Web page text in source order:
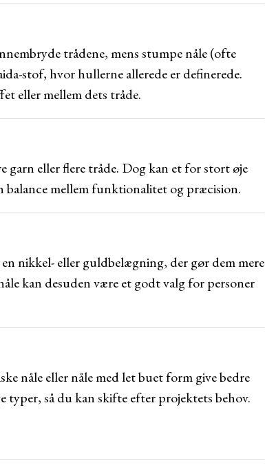
trådene, mens stumpe nåle (ofte
stof, hvor hullerne allerede er definerede.
eller mellem dets tråde.
garn eller flere tråde. Dog kan et for stort øje
mellem funktionalitet og præcision.
nikkel- eller guldbelægning, der gør dem mere
kan desuden være et godt valg for personer
nåle eller nåle med let buet form give bedre
typer, så du kan skifte efter projektets behov.